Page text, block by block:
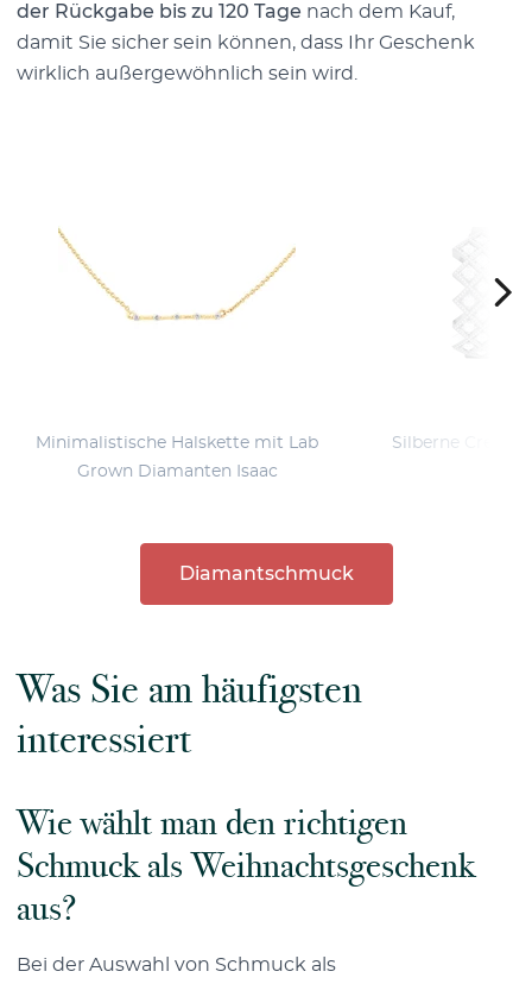
der Rückgabe bis zu 120 Tage nach dem Kauf,
damit Sie sicher sein können, dass Ihr Geschenk
wirklich außergewöhnlich sein wird.
Minimalistische Halskette mit Lab
Grown Diamanten Isaac
Silberne
Diamantschmuck
Was Sie am häufigsten
interessiert
Wie wählt man den richtigen
Schmuck als Weihnachtsgeschenk
aus?
Bei der Auswahl von Schmuck als